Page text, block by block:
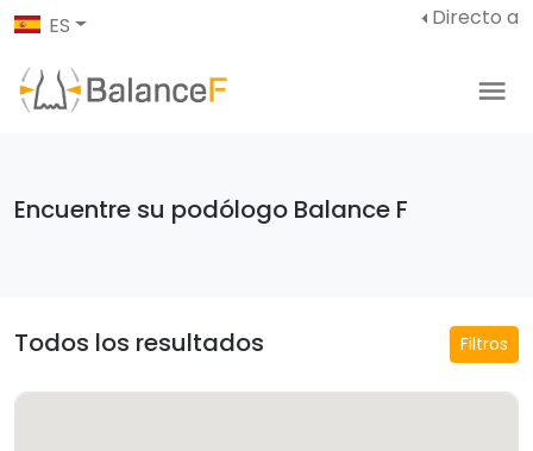
ES Directo a
Encuentre su podólogo Balance F
Todos los resultados Filtros